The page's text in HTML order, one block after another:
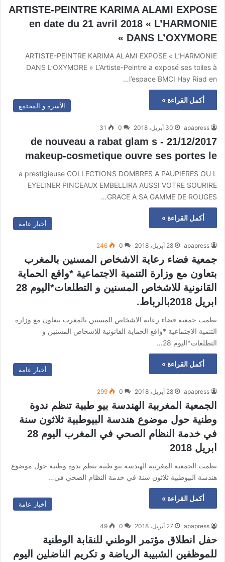
ARTISTE-PEINTRE KARIMA ALAMI EXPOSE
en date du 21 avril 2018 « L’HARMONIE
DANS L’OXYMORE »
ARTISTE-PEINTRE KARIMA ALAMI EXPOSE « L’HARMONIE
DANS L’OXYMORE » L’Artiste-Peintre a exposé ses toiles à
l’espace BMCI Hay Riad en…
أكمل القراءة »
الأسرة و المجتمع
apapress 30 أبريل، 2018 0
31
21/12/2017 de nouveau a rabat glam s -
makeup-cosmetique ouvre ses portes le
a prestigieuse COLLECTIONS DOMBRES A PAUPIERES OU L
EYELINER PINCEAUX EMBELLIRA AUSSI VOTRE SOURIRE
GRACE A SA GAMME DE ROUGES…
أكمل القراءة »
أخبار عامة
apapress 28 أبريل، 2018 0
246
جمعية فضاء رعاية الاشخاص المسنين بالمغرب
بتعاون مع وزارة التنمية الاجتماعية *واقع الحماية
القانونية للاشخاص المسنين و التطلعات*اليوم 28
ابريل 2018بالرباط.
نظمت جمعية فضاء رعاية الاشخاص المسنين بالمغرب بتعاون مع وزارة
التنمية الاجتماعية *واقع الحماية القانونية للاشخاص المسنين و
التطلعات*اليوم 28…
أكمل القراءة »
أخبار عامة
apapress 28 أبريل، 2018 0
299
الجمعية المغربية الهندسة بيو طبية تنظم ندوة
وطنية حول موضوع هندسة البيوطبية ثلاثون سنة
في خدمة النظام الصحي في المغرب اليوم 28
ابريل 2018
نظمت الجمعية المغربية الهندسة بيو طبية تنظم ندوة وطنية حول موضوع
هندسة البيوطبية ثلاثون سنة في خدمة النظام الصحي في…
أكمل القراءة »
أخبار عامة
apapress 27 أبريل، 2018 0
49
حفل انطلاق مؤتمر الوطني للنقابة الوطنية
للموظفين الشبيبة الرياضة و تكريم الناضلين اليوم